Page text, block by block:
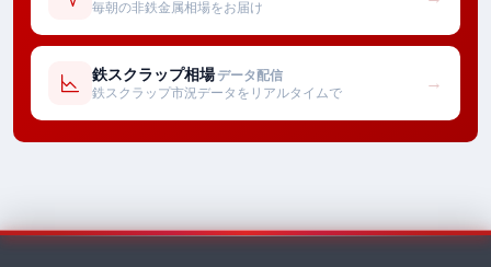
毎朝の非鉄金属相場をお届け
鉄スクラップ相場 データ配信
鉄スクラップ市況データをリアルタイムで
→